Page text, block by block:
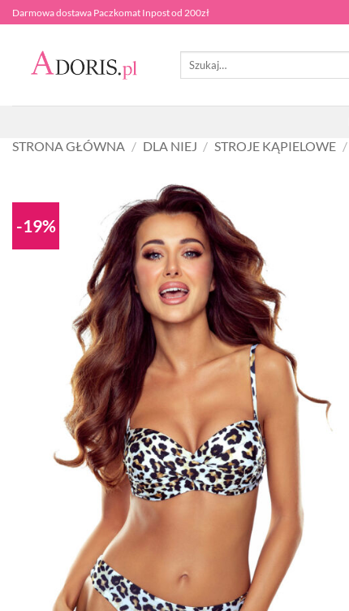
Przewiń
do
zawartości
Darmowa dostawa Paczkomat Inpost od 200zł
Szukaj:
STRONA GŁÓWNA / DLA NIEJ / STROJE KĄPIELOWE /
-19%